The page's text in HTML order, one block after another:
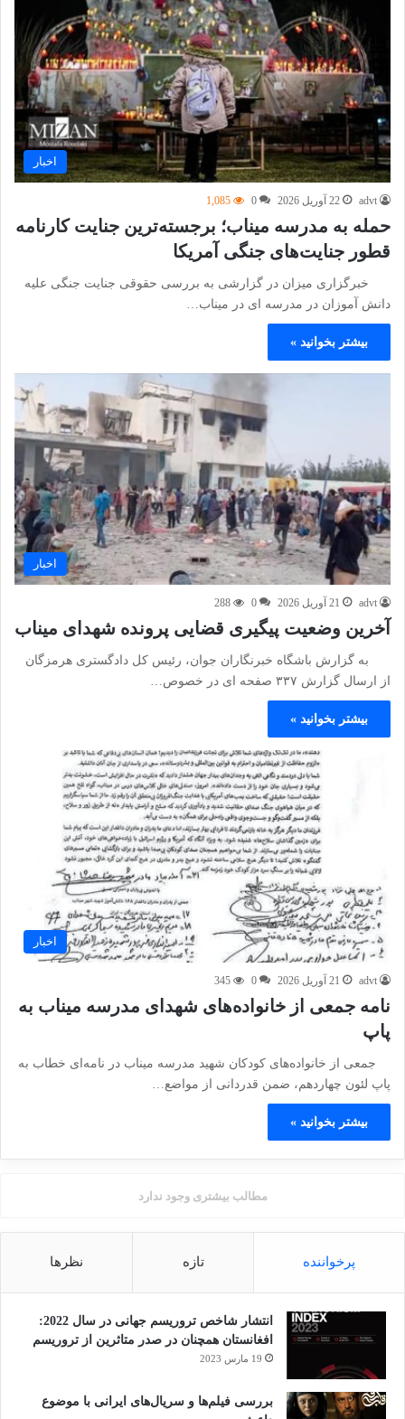
اخبار
advt 22 آوریل 2026 0
1,085
حمله به مدرسه میناب؛ برجسته‌ترین جنایت کارنامه
قطور جنایت‌های جنگی آمریکا
خبرگزاری میزان در گزارشی به بررسی حقوقی جنایت جنگی علیه
دانش آموزان در مدرسه ای در میناب…
بیشتر بخوانید »
اخبار
advt 21 آوریل 2026 0
288
آخرین وضعیت پیگیری قضایی پرونده شهدای میناب
به گزارش باشگاه خبرنگاران جوان، رئیس کل دادگستری هرمزگان
از ارسال گزارش ۳۳۷ صفحه ای در خصوص…
بیشتر بخوانید »
اخبار
advt 21 آوریل 2026 0
345
نامه جمعی از خانواده‌های شهدای مدرسه میناب به
پاپ
جمعی از خانواده‌های کودکان شهید مدرسه میناب در نامه‌ای خطاب به
پاپ لئون چهاردهم، ضمن قدردانی از مواضع…
بیشتر بخوانید »
مطالب بیشتری وجود ندارد
پرخواننده تازه نظرها
انتشار شاخص تروریسم جهانی در سال 2022:
افغانستان همچنان در صدر متاثرین از تروریسم
19 مارس 2023
بررسی فیلم‌ها و سریال‌های ایرانی با موضوع